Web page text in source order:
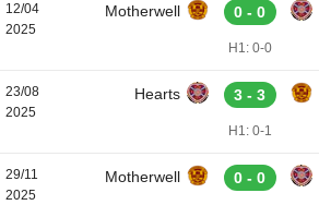
12/04
2025
Motherwell 0 - 0
H1: 0-0
23/08
2025
Hearts 3 - 3
H1: 0-1
29/11
2025
Motherwell 0 - 0